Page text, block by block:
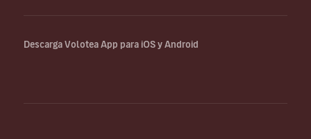
Descarga Volotea App para iOS y Android